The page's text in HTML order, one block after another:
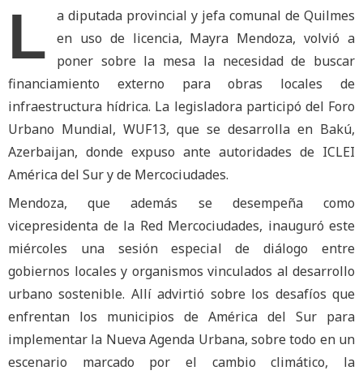
L
a diputada provincial y jefa comunal de Quilmes
en uso de licencia, Mayra Mendoza, volvió a
poner sobre la mesa la necesidad de buscar
financiamiento externo para obras locales de
infraestructura hídrica. La legisladora participó del Foro
Urbano Mundial, WUF13, que se desarrolla en Bakú,
Azerbaijan, donde expuso ante autoridades de ICLEI
América del Sur y de Mercociudades.
Mendoza, que además se desempeña como
vicepresidenta de la Red Mercociudades, inauguró este
miércoles una sesión especial de diálogo entre
gobiernos locales y organismos vinculados al desarrollo
urbano sostenible. Allí advirtió sobre los desafíos que
enfrentan los municipios de América del Sur para
implementar la Nueva Agenda Urbana, sobre todo en un
escenario marcado por el cambio climático, la